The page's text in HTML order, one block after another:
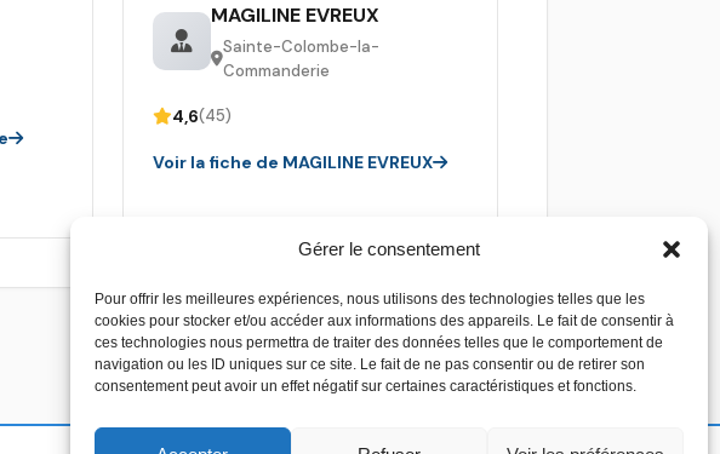
Gérer le consentement
Pour offrir les meilleures expériences, nous utilisons des technologies telles que les
cookies pour stocker et/ou accéder aux informations des appareils. Le fait de consentir à
ces technologies nous permettra de traiter des données telles que le comportement de
navigation ou les ID uniques sur ce site. Le fait de ne pas consentir ou de retirer son
consentement peut avoir un effet négatif sur certaines caractéristiques et fonctions.
MAGILINE EVREUX
Sainte-Colombe-la-
Commanderie
4,6(45)
Voir la fiche de MAGILINE EVREUX